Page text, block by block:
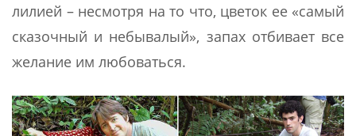
лилией – несмотря на то что, цветок ее «самый
сказочный и небывалый», запах отбивает все
желание им любоваться.